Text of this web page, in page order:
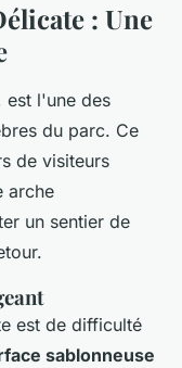
: Une
est l'une des
du parc. Ce
de visiteurs
arche
un sentier de
est de difficulté
sablonneuse